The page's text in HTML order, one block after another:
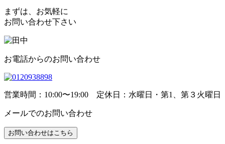
まずは、お気軽に
お問い合わせ下さい
お電話からのお問い合わせ
営業時間：10:00〜19:00 定休日：水曜日・第1、第３火曜日
メールでのお問い合わせ
お問い合わせはこちら